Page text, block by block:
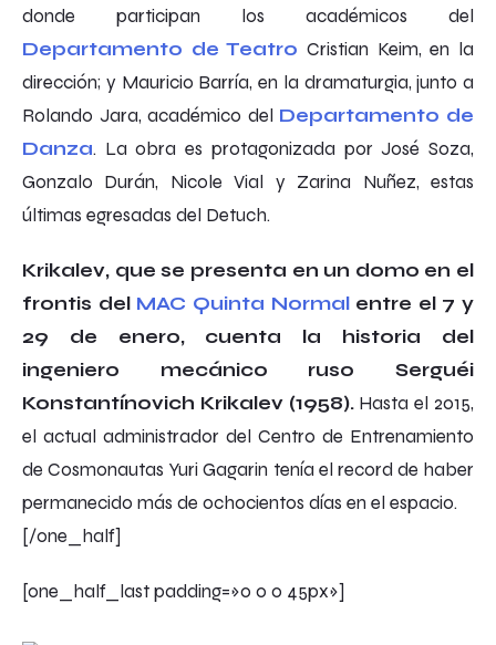
donde participan los académicos del
Departamento de Teatro Cristian Keim, en la
dirección; y Mauricio Barría, en la dramaturgia, junto a
Rolando Jara, académico del Departamento de
Danza. La obra es protagonizada por José Soza,
Gonzalo Durán, Nicole Vial y Zarina Nuñez, estas
últimas egresadas del Detuch.
Krikalev, que se presenta en un domo en el
frontis del MAC Quinta Normalentre el 7 y
29 de enero, cuenta la historia del
ingeniero mecánico ruso Serguéi
Konstantínovich Krikalev (1958).Hasta el 2015,
el actual administrador del Centro de Entrenamiento
de Cosmonautas Yuri Gagarin tenía el record de haber
permanecido más de ochocientos días en el espacio.
[/one_half]
[one_half_last padding=»0 0 0 45px»]